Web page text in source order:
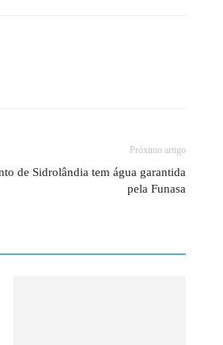
Próximo artigo
de Sidrolândia tem água garantida
pela Funasa